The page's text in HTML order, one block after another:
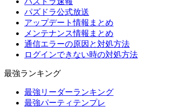
パズドラ公式放送
アップデート情報まとめ
メンテナンス情報まとめ
通信エラーの原因と対処方法
ログインできない時の対処方法
最強ランキング
最強リーダーランキング
最強パーティテンプレ